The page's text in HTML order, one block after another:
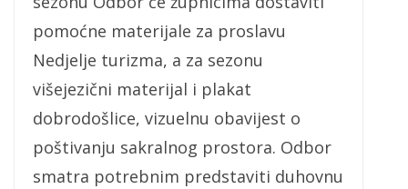
pomoćne materijale za proslavu
Nedjelje turizma, a za sezonu
višejezični materijal i plakat
dobrodošlice, vizuelnu obavijest o
poštivanju sakralnog prostora. Odbor
smatra potrebnim predstaviti duhovnu